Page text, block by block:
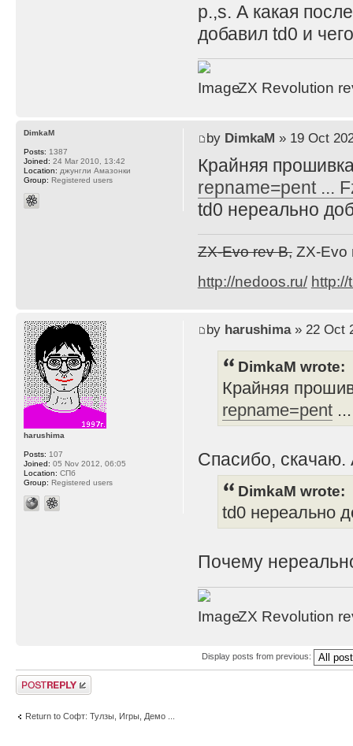
p.,s. А какая
добавил td0 и
ZX Revolution
by DimkaM » 19 Oct
Крайняя
repname=pent ...
td0 нереально
ZX-Evo rev B,ZX-Evo
http://nedoos.ru/ http://
DimkaM
Posts: 1387
Joined: 24 Mar 2010, 13:42
Location: джунгли Амазонки
Group: Registered users
by harushima» 22 Oct
DimkaM wrote:
Крайняя
repname=pent...
Спасибо, скачаю.
DimkaM wrote:
td0 нереально
Почему
ZX Revolution
harushima
Posts: 107
Joined: 05 Nov 2012, 06:05
Location: СПб
Group: Registered users
Display posts from previous:
Post a reply
Return to Софт: Тулзы, Игры, Демо ...